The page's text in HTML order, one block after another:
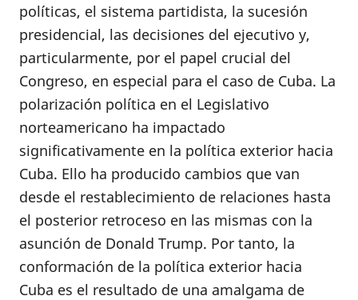
políticas, el sistema partidista, la sucesión
presidencial, las decisiones del ejecutivo y,
particularmente, por el papel crucial del
Congreso, en especial para el caso de Cuba. La
polarización política en el Legislativo
norteamerica­no ha impactado
significativamente en la política exterior hacia
Cuba. Ello ha producido cambios que van
desde el restablecimiento de relaciones hasta
el posterior retroceso en las mismas con la
asunción de Donald Trump. Por tanto, la
conformación de la política exterior ha­cia
Cuba es el resultado de una amalga­ma de